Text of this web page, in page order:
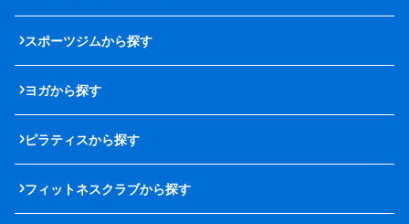
スポーツジムから探す
ヨガから探す
ピラティスから探す
フィットネスクラブから探す